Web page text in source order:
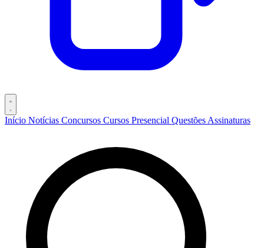
Início Notícias Concursos Cursos Presencial Questões Assinaturas